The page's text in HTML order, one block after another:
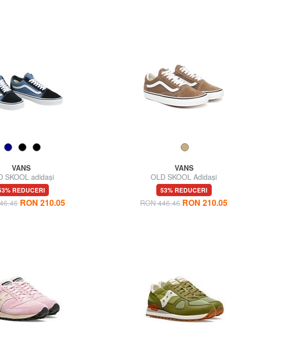
VANS
SKOOL adidași
REDUCERI
RON 210.05
VANS
OLD SKOOL Adidași
53% REDUCERI
RON 446.46 RON 210.05